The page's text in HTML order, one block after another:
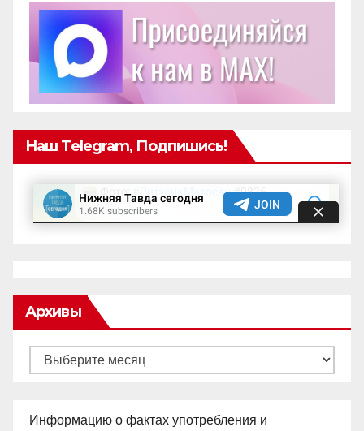
Наш Telegram, Подпишись!
Архивы
Архивы
Информацию о фактах употребления и